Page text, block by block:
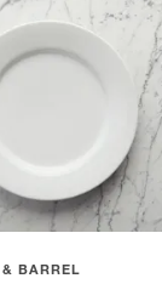
muebles,
BARREL